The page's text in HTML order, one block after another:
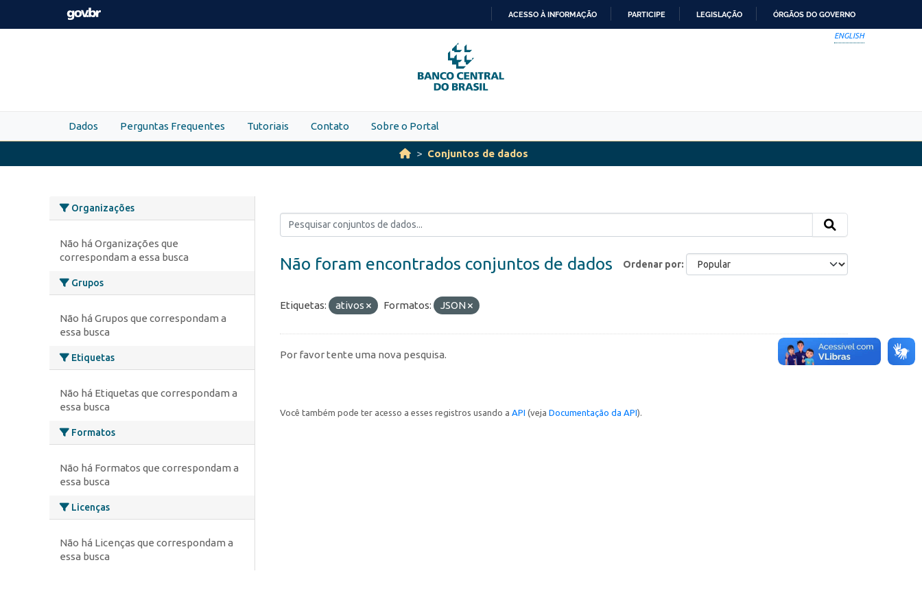
Skip to main content
PARA
O
CONTEÚDO
ACESSO À INFORMAÇÃO PARTICIPE LEGISLAÇÃO ÓRGÃOS DO GOVERNO
ENGLISH
Dados Perguntas Frequentes Tutoriais Contato Sobre o Portal
Conjuntos de dados
Organizações
Não há Organizações que
correspondam a essa busca
Grupos
Não há Grupos que correspondam a
essa busca
Etiquetas
Não há Etiquetas que correspondam a
essa busca
Formatos
Não há Formatos que correspondam a
essa busca
Licenças
Não há Licenças que correspondam a
essa busca
Ordenar por
Não foram encontrados conjuntos de dados
Etiquetas: ativos Formatos: JSON
Por favor tente uma nova pesquisa.
Você também pode ter acesso a esses registros usando a API (veja Documentação da API).